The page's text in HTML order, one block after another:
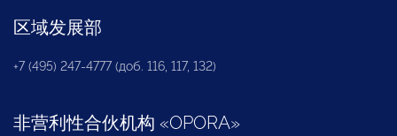
区域发展部
+7 (495) 247-4777 (доб. 116, 117, 132)
非营利性合伙机构 «OPORA»